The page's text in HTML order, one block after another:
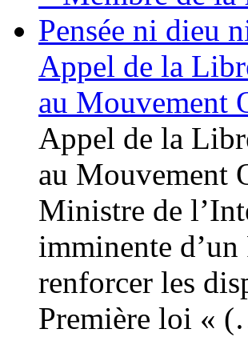
Appel de la
au Mouvement
Appel de la
au Mouvement
Ministre de
imminente
renforcer les
Première loi «